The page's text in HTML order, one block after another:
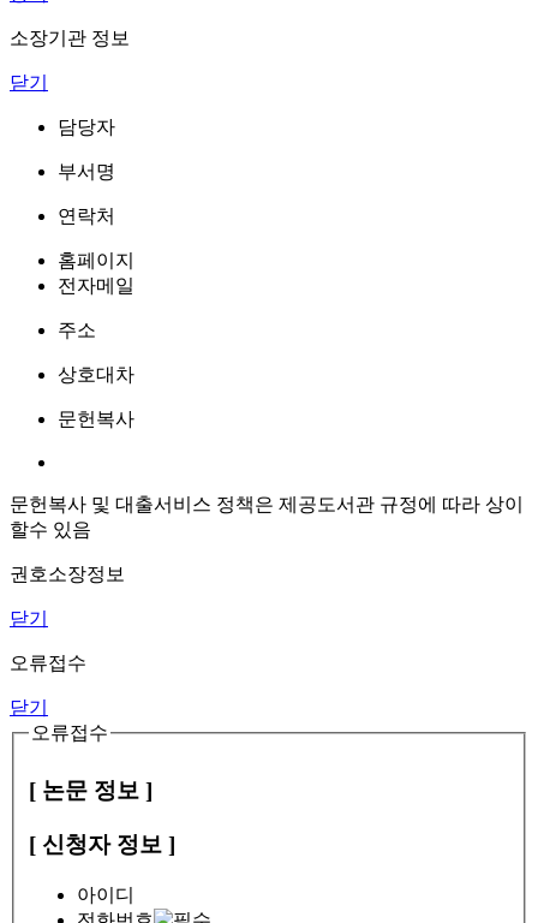
소장기관 정보
닫기
담당자
부서명
연락처
홈페이지
전자메일
주소
상호대차
문헌복사
문헌복사 및 대출서비스 정책은 제공도서관 규정에 따라 상이
할수 있음
권호소장정보
닫기
오류접수
닫기
오류접수
[ 논문 정보 ]
[ 신청자 정보 ]
아이디